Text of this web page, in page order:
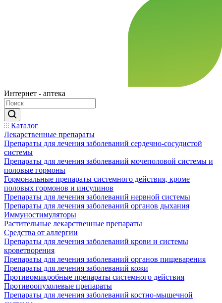
Интернет - аптека
Каталог
Лекарственные препараты
Препараты для лечения заболеваний сердечно-сосудистой
системы
Препараты для лечения заболеваний мочеполовой системы и
половые гормоны
Гормональные препараты системного действия, кроме
половых гормонов и инсулинов
Препараты для лечения заболеваний нервной системы
Препараты для лечения заболеваний органов дыхания
Иммуностимуляторы
Растительные лекарственные препараты
Средства от аллергии
Препараты для лечения заболеваний крови и системы
кроветворения
Препараты для лечения заболеваний органов пищеварения
Препараты для лечения заболеваний кожи
Противомикробные препараты системного действия
Противоопухолевые препараты
Препараты для лечения заболеваний костно-мышечной